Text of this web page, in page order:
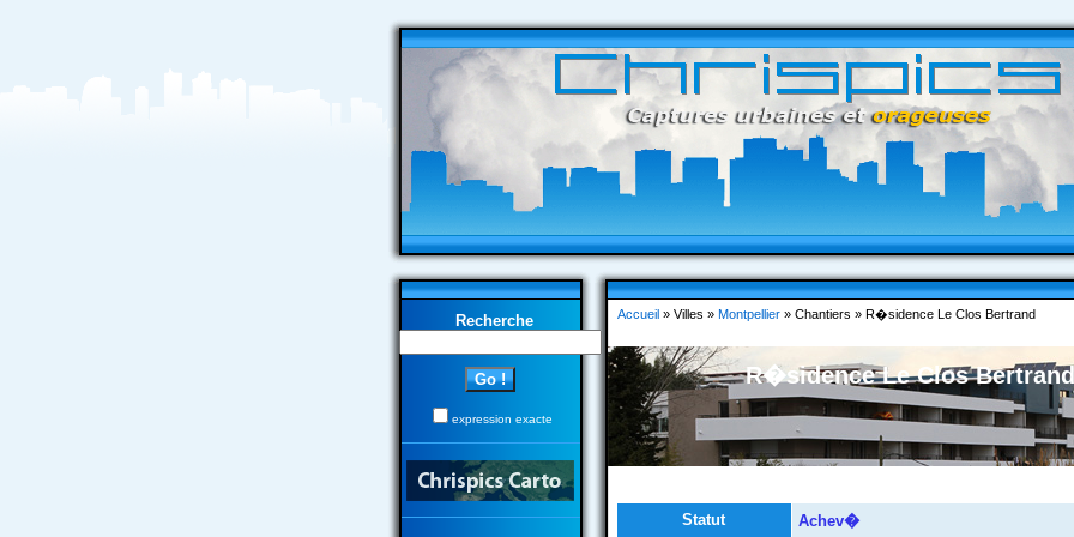
Recherche
expression exacte
Accueil» Villes » Montpellier» Chantiers » R�sidence Le Clos Bertrand
R�sidence Le Clos Bertrand
Statut Achev�